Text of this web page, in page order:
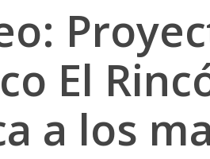
El
a los